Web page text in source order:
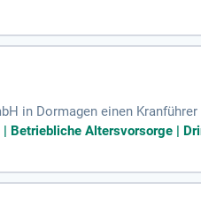
Mobilitätslösungen
in der Bahntechnologie!
in Dormagen einen
Umschlagsgeräte, unter
und Flexibilität sind wichtig,
Teams!
Betriebliche Altersvorsorge |